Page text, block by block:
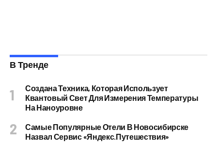
В Тренде
Создана Техника, Которая Использует
Квантовый Свет Для Измерения Температуры
На Наноуровне
Самые Популярные Отели В Новосибирске
Назвал Сервис «Яндекс.Путешествия»